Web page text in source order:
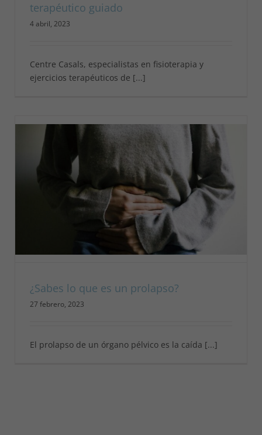
terapéutico guiado
4 abril, 2023
Centre Casals, especialistas en fisioterapia y
ejercicios terapéuticos de [...]
¿Sabes lo que es un prolapso?
27 febrero, 2023
El prolapso de un órgano pélvico es la caída [...]